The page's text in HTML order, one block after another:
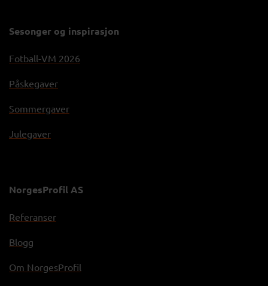
Sesonger og inspirasjon
Fotball-VM 2026
Påskegaver
Sommergaver
Julegaver
NorgesProfil AS
Referanser
Blogg
Om NorgesProfil